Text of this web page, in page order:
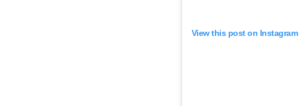
View this post on Instagram